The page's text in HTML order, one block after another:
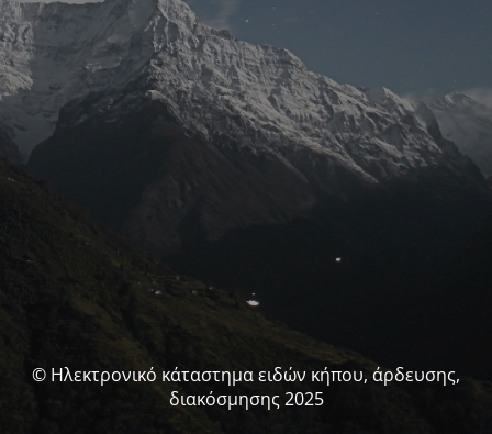
© Ηλεκτρονικό κάταστημα ειδών κήπου, άρδευσης,
διακόσμησης 2025